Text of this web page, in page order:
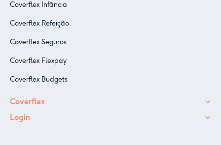
Coverflex Infância
Coverflex Refeição
Coverflex Seguros
Coverflex Flexpay
Coverflex Budgets
Coverflex
Login